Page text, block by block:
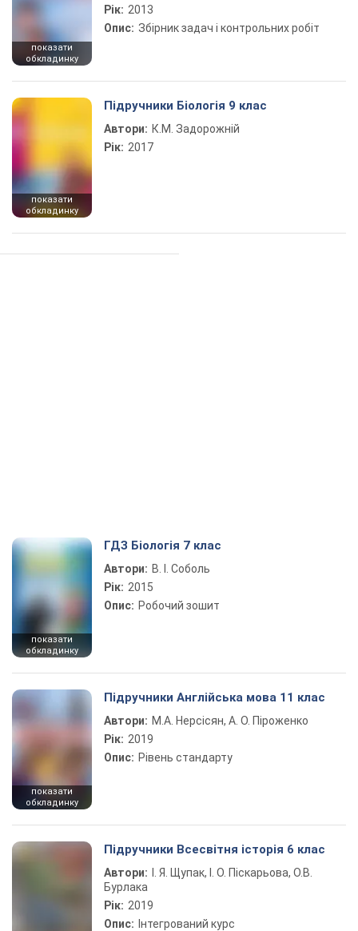
показати
обкладинку
Рік: 2013
Опис: Збірник задач і контрольних робіт
показати
обкладинку
Підручники Біологія 9 клас
Автори: К.М. Задорожній
Рік: 2017
показати
обкладинку
ГДЗ Біологія 7 клас
Автори: В. І. Соболь
Рік: 2015
Опис: Робочий зошит
показати
обкладинку
Підручники Англійська мова 11 клас
Автори: М.А. Нерсісян, А. О. Піроженко
Рік: 2019
Опис: Рівень стандарту
Підручники Всесвітня історія 6 клас
Автори:
І. Я. Щупак, І. О. Піскарьова, О.В.
Бурлака
Рік: 2019
Опис: Інтегрований курс